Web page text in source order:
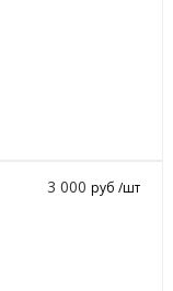
3 000руб /шт